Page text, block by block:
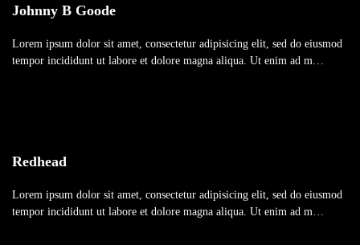
Johnny B Goode
Lorem ipsum dolor sit amet, consectetur adipisicing elit, sed do eiusmod
tempor incididunt ut labore et dolore magna aliqua. Ut enim ad m…
Redhead
Lorem ipsum dolor sit amet, consectetur adipisicing elit, sed do eiusmod
tempor incididunt ut labore et dolore magna aliqua. Ut enim ad m…